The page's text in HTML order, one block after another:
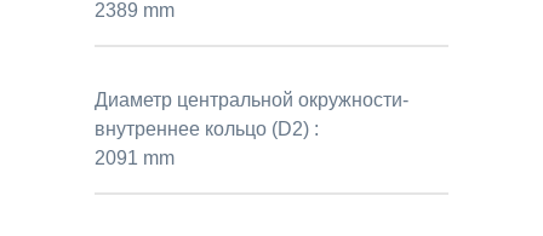
2389 mm
Диаметр центральной окружности-
внутреннее кольцо (D2) :
2091 mm